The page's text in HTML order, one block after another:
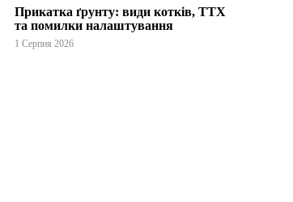
Прикатка ґрунту: види котків, ТТХ
та помилки налаштування
1 Серпня 2026